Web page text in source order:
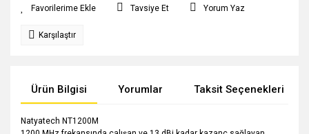
Tavsiye Et Yorum Yaz
Karşılaştır
Ürün Bilgisi Yorumlar Taksit Seçenekleri
Natyatech NT1200M